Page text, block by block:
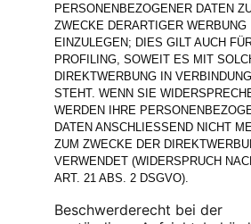
PERSONENBEZOGENER DATEN
ZWECKE DERARTIGER WERBUNG
EINZULEGEN; DIES GILT AUCH
PROFILING, SOWEIT ES MIT
DIREKTWERBUNG IN VERBINDUNG
STEHT. WENN SIE
WERDEN IHRE
DATEN ANSCHLIESSEND NICHT
ZUM ZWECKE DER
VERWENDET (WIDERSPRUCH
ART. 21 ABS. 2 DSGVO).
Beschwerderecht bei der